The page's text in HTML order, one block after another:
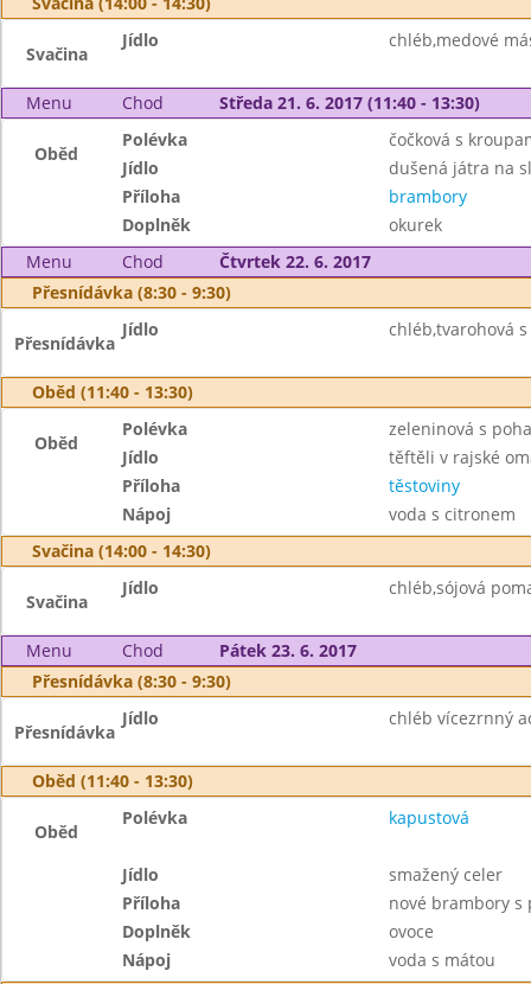
Svačina
Jídlo chléb,medové
Menu Chod Středa 21. 6. 2017 (11:40 - 13:30)
Oběd
Polévka
čočková s
Jídlo
dušená játra na
Příloha
brambory
Doplněk
okurek
Menu
Chod
Čtvrtek 22. 6. 2017
Přesnídávka (8:30 - 9:30)
Přesnídávka
Jídlo chléb,tvarohová
Oběd (11:40 - 13:30)
Oběd
Polévka
zeleninová s
Jídlo
těftěli v rajské
Příloha
těstoviny
Nápoj
voda s citronem
Svačina (14:00 - 14:30)
Svačina
Jídlo chléb,sójová
Menu Chod
Pátek 23. 6. 2017
Přesnídávka (8:30 - 9:30)
Přesnídávka
Jídlo chléb vícezrnný
Oběd (11:40 - 13:30)
Oběd
Polévka kapustová
Jídlo
smažený celer
Příloha
nové brambory s
Doplněk
ovoce
Nápoj
voda s mátou